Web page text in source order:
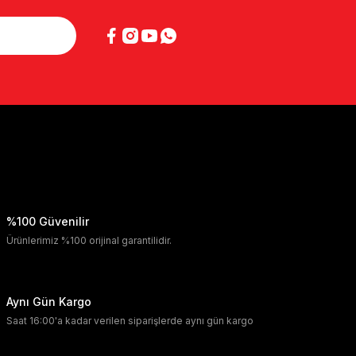
%100 Güvenilir
Ürünlerimiz %100 orijinal garantilidir.
Aynı Gün Kargo
Saat 16:00'a kadar verilen siparişlerde aynı gün kargo